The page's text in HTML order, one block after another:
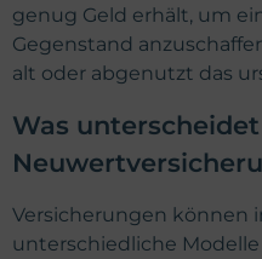
genug Geld erhält, um
Gegenstand
alt oder abgenutzt das
Was
Versicherungen können
unterschiedliche